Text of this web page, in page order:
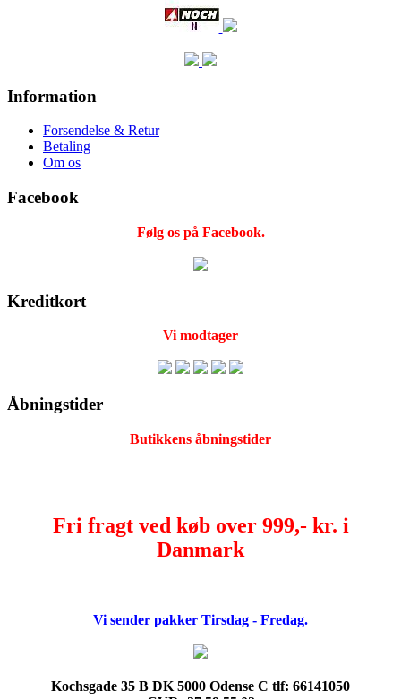
Information
Forsendelse & Retur
Betaling
Om os
Facebook
Følg os på Facebook.
Kreditkort
Vi modtager
Åbningstider
Butikkens åbningstider
Fri fragt ved køb over 999,- kr. i
Danmark
Vi sender pakker Tirsdag - Fredag.
Kochsgade 35 B DK 5000 Odense C tlf: 66141050